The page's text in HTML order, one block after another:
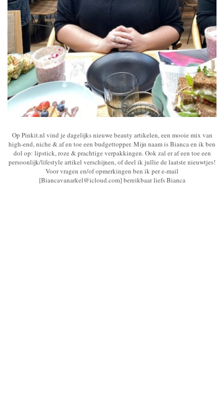
Op Pinkit.nl vind je dagelijks nieuwe beauty artikelen, een mooie mix van
high-end, niche & af en toe een budgettopper. Mijn naam is Bianca en ik ben
dol op: lipstick, roze & prachtige verpakkingen. Ook zal er af een toe een
persoonlijk/lifestyle artikel verschijnen, of deel ik jullie de laatste nieuwtjes!
Voor vragen en/of opmerkingen ben ik per e-mail
[Biancavanarkel@icloud.com] bereikbaar liefs Bianca